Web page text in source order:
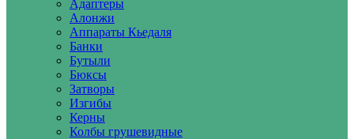
Адаптеры
Алонжи
Аппараты Кьедаля
Банки
Бутыли
Бюксы
Затворы
Изгибы
Керны
Колбы грушевидные